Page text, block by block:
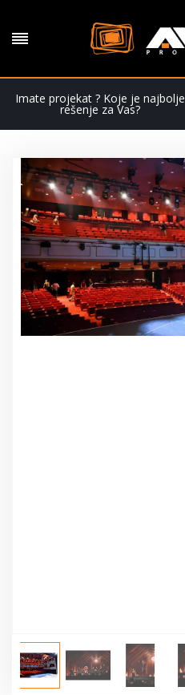
Imate projekat ? Koje je najbolje
rešenje za Vas?